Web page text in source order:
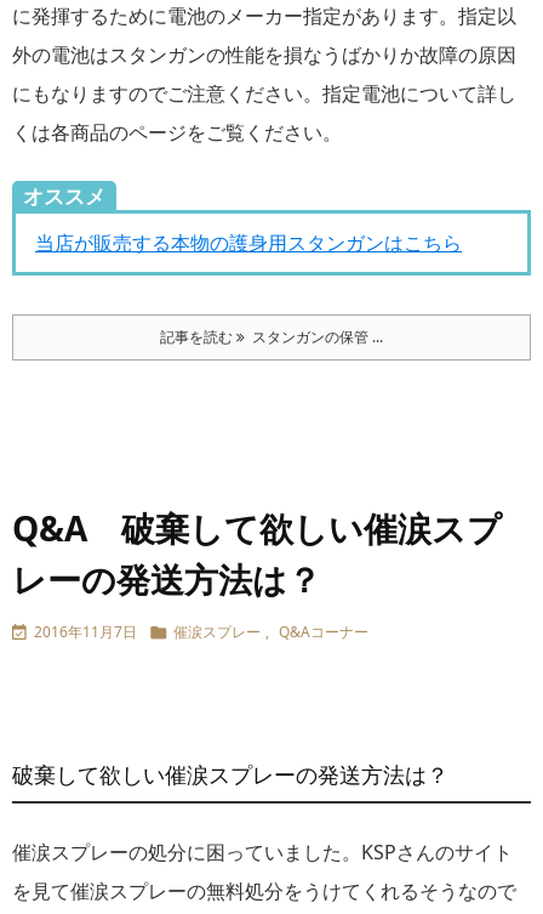
に発揮するために電池のメーカー指定があります。指定以
外の電池はスタンガンの性能を損なうばかりか故障の原因
にもなりますのでご注意ください。指定電池について詳し
くは各商品のページをご覧ください。
オススメ
当店が販売する本物の護身用スタンガンはこちら
記事を読む スタンガンの保管 ...
Q&A 破棄して欲しい催涙スプ
レーの発送方法は？
 2016年11月7日  催涙スプレー , Q&Aコーナー
破棄して欲しい催涙スプレーの発送方法は？
催涙スプレーの処分に困っていました。KSPさんのサイト
を見て催涙スプレーの無料処分をうけてくれるそうなので